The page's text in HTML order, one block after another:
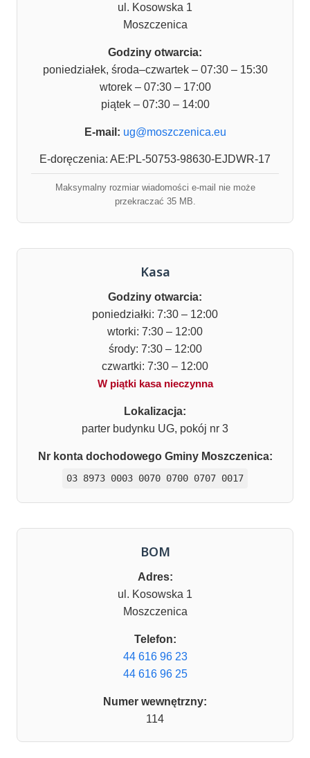
ul. Kosowska 1
Moszczenica
Godziny otwarcia:
poniedziałek, środa–czwartek – 07:30 – 15:30
wtorek – 07:30 – 17:00
piątek – 07:30 – 14:00
E-mail: ug@moszczenica.eu
E-doręczenia: AE:PL-50753-98630-EJDWR-17
Maksymalny rozmiar wiadomości e-mail nie może
przekraczać 35 MB.
Kasa
Godziny otwarcia:
poniedziałki: 7:30 – 12:00
wtorki: 7:30 – 12:00
środy: 7:30 – 12:00
czwartki: 7:30 – 12:00
W piątki kasa nieczynna
Lokalizacja:
parter budynku UG, pokój nr 3
Nr konta dochodowego Gminy Moszczenica:
03 8973 0003 0070 0700 0707 0017
BOM
Adres:
ul. Kosowska 1
Moszczenica
Telefon:
44 616 96 23
44 616 96 25
Numer wewnętrzny:
114